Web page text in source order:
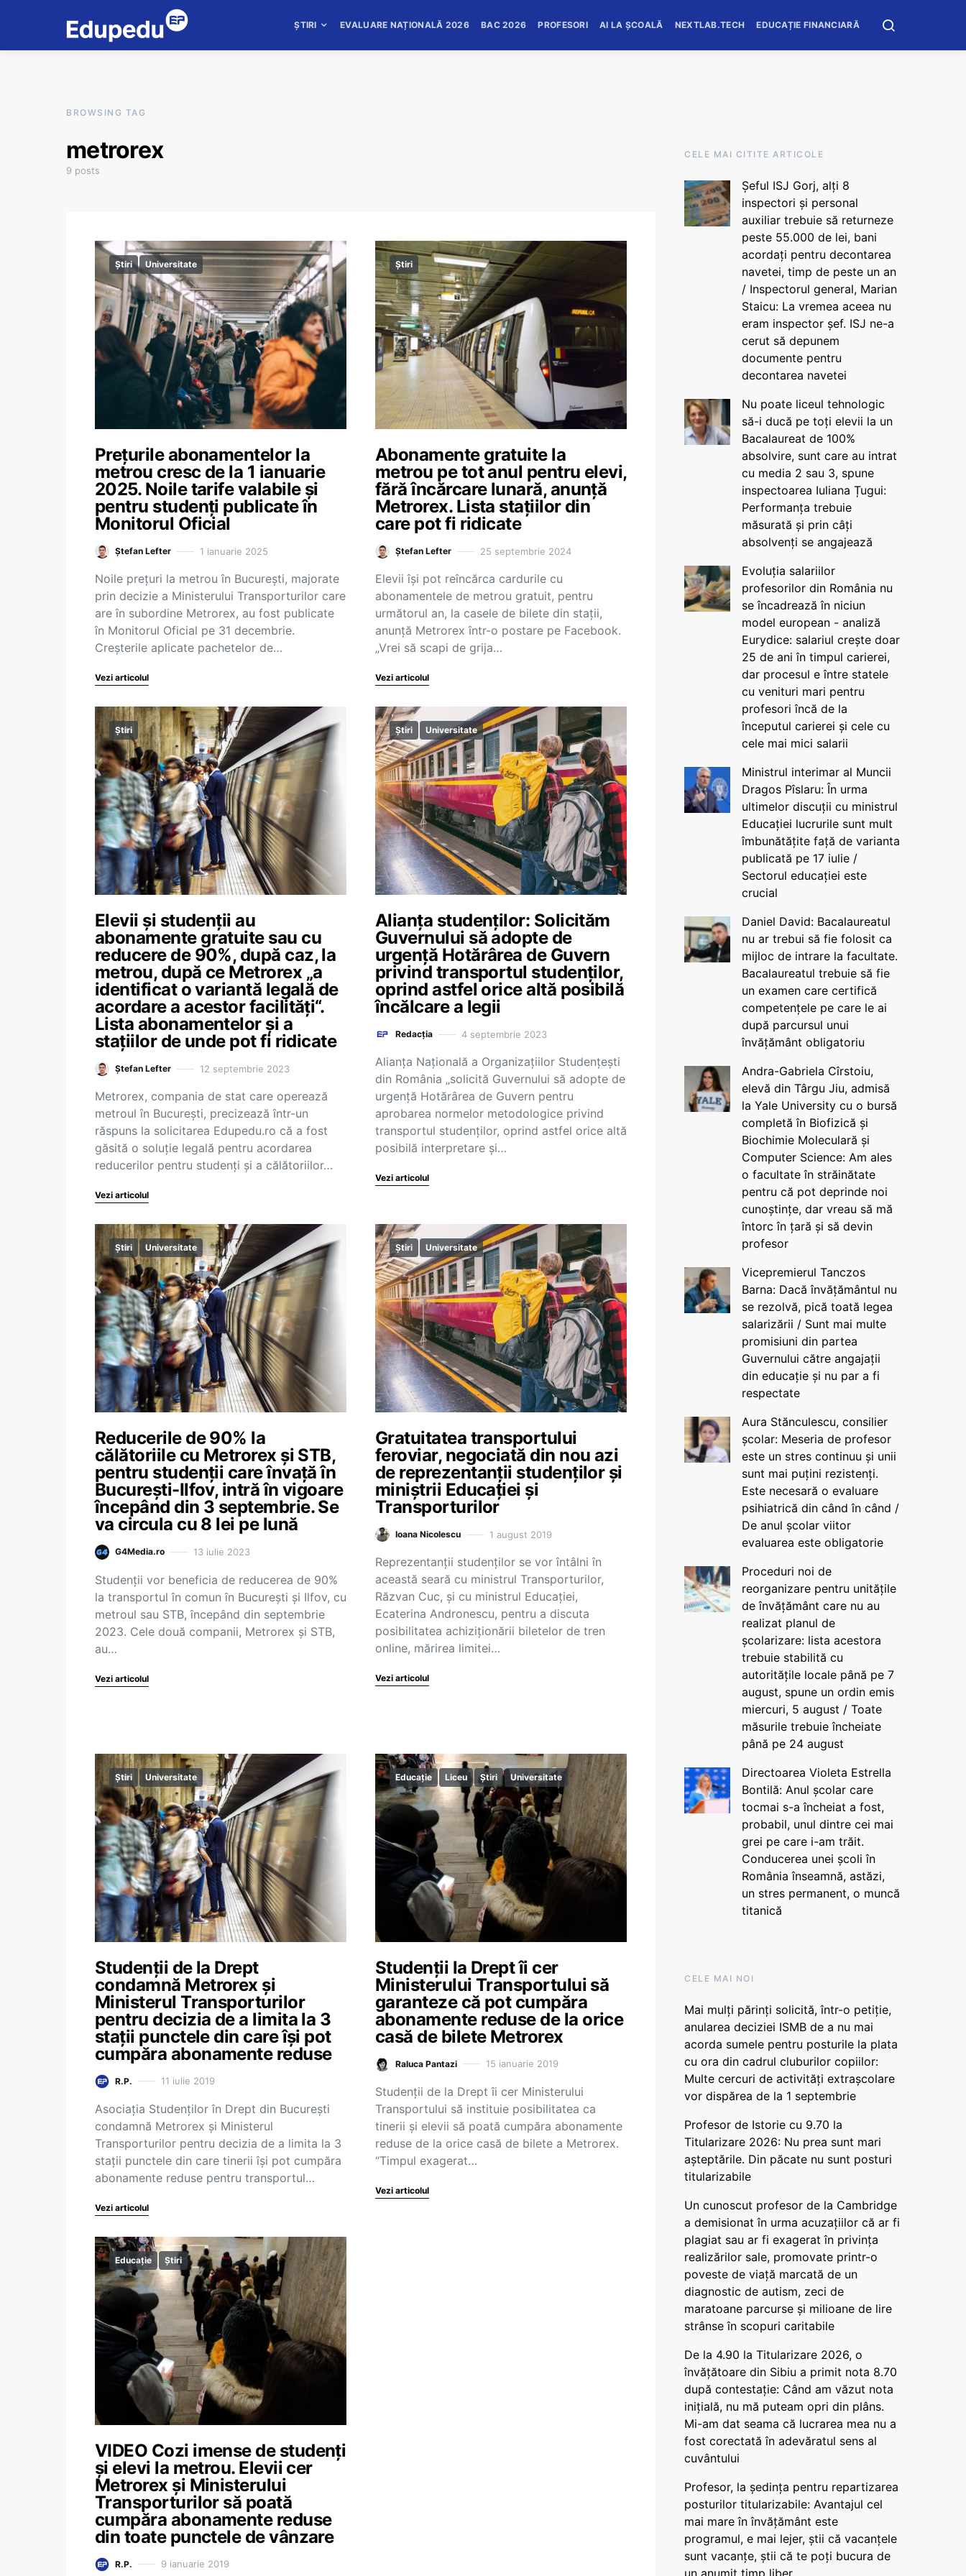
ȘTIRI EVALUARE NAȚIONALĂ 2026 BAC 2026 PROFESORI AI LA ȘCOALĂ NEXTLAB.TECH EDUCAȚIE FINANCIARĂ
BROWSING TAG
metrorex
9 posts
Știri Universitate
Prețurile abonamentelor la
metrou cresc de la 1 ianuarie
2025. Noile tarife valabile și
pentru studenți publicate în
Monitorul Oficial
Ștefan Lefter 1 ianuarie 2025
Noile prețuri la metrou în București, majorate
prin decizie a Ministerului Transporturilor care
are în subordine Metrorex, au fost publicate
în Monitorul Oficial pe 31 decembrie.
Creșterile aplicate pachetelor de…
Vezi articolul
Știri
Abonamente gratuite la
metrou pe tot anul pentru elevi,
fără încărcare lunară, anunță
Metrorex. Lista stațiilor din
care pot fi ridicate
Ștefan Lefter 25 septembrie 2024
Elevii își pot reîncărca cardurile cu
abonamentele de metrou gratuit, pentru
următorul an, la casele de bilete din stații,
anunță Metrorex într-o postare pe Facebook.
„Vrei să scapi de grija…
Vezi articolul
Știri
Elevii și studenții au
abonamente gratuite sau cu
reducere de 90%, după caz, la
metrou, după ce Metrorex „a
identificat o variantă legală de
acordare a acestor facilități“.
Lista abonamentelor și a
stațiilor de unde pot fi ridicate
Ștefan Lefter 12 septembrie 2023
Metrorex, compania de stat care operează
metroul în București, precizează într-un
răspuns la solicitarea Edupedu.ro că a fost
găsită o soluție legală pentru acordarea
reducerilor pentru studenți și a călătoriilor…
Vezi articolul
Știri Universitate
Alianța studenților: Solicităm
Guvernului să adopte de
urgență Hotărârea de Guvern
privind transportul studenților,
oprind astfel orice altă posibilă
încălcare a legii
Redacția 4 septembrie 2023
Alianța Națională a Organizațiilor Studențești
din România „solicită Guvernului să adopte de
urgență Hotărârea de Guvern pentru
aprobarea normelor metodologice privind
transportul studenților, oprind astfel orice altă
posibilă interpretare și…
Vezi articolul
Știri Universitate
Reducerile de 90% la
călătoriile cu Metrorex și STB,
pentru studenții care învață în
București-Ilfov, intră în vigoare
începând din 3 septembrie. Se
va circula cu 8 lei pe lună
G4Media.ro 13 iulie 2023
Studenții vor beneficia de reducerea de 90%
la transportul în comun în București și Ilfov, cu
metroul sau STB, începând din septembrie
2023. Cele două companii, Metrorex și STB,
au…
Vezi articolul
Știri Universitate
Gratuitatea transportului
feroviar, negociată din nou azi
de reprezentanții studenților și
miniștrii Educației și
Transporturilor
Ioana Nicolescu 1 august 2019
Reprezentanții studenților se vor întâlni în
această seară cu ministrul Transporturilor,
Răzvan Cuc, și cu ministrul Educației,
Ecaterina Andronescu, pentru a discuta
posibilitatea achiziționării biletelor de tren
online, mărirea limitei…
Vezi articolul
Știri Universitate
Studenții de la Drept
condamnă Metrorex și
Ministerul Transporturilor
pentru decizia de a limita la 3
stații punctele din care își pot
cumpăra abonamente reduse
R.P. 11 iulie 2019
Asociația Studenților în Drept din București
condamnă Metrorex și Ministerul
Transporturilor pentru decizia de a limita la 3
stații punctele din care tinerii își pot cumpăra
abonamente reduse pentru transportul…
Vezi articolul
Educație Liceu Știri Universitate
Studenții la Drept îi cer
Ministerului Transportului să
garanteze că pot cumpăra
abonamente reduse de la orice
casă de bilete Metrorex
Raluca Pantazi 15 ianuarie 2019
Studenții de la Drept îi cer Ministerului
Transportului să instituie posibilitatea ca
tinerii și elevii să poată cumpăra abonamente
reduse de la orice casă de bilete a Metrorex.
“Timpul exagerat…
Vezi articolul
Educație Știri
VIDEO Cozi imense de studenți
și elevi la metrou. Elevii cer
Metrorex și Ministerului
Transporturilor să poată
cumpăra abonamente reduse
din toate punctele de vânzare
R.P. 9 ianuarie 2019
CELE MAI CITITE ARTICOLE
Șeful ISJ Gorj, alți 8
inspectori și personal
auxiliar trebuie să returneze
peste 55.000 de lei, bani
acordați pentru decontarea
navetei, timp de peste un an
/ Inspectorul general, Marian
Staicu: La vremea aceea nu
eram inspector șef. ISJ ne-a
cerut să depunem
documente pentru
decontarea navetei
Nu poate liceul tehnologic
să-i ducă pe toți elevii la un
Bacalaureat de 100%
absolvire, sunt care au intrat
cu media 2 sau 3, spune
inspectoarea Iuliana Țugui:
Performanța trebuie
măsurată și prin câți
absolvenți se angajează
Evoluția salariilor
profesorilor din România nu
se încadrează în niciun
model european - analiză
Eurydice: salariul crește doar
25 de ani în timpul carierei,
dar procesul e între statele
cu venituri mari pentru
profesori încă de la
începutul carierei și cele cu
cele mai mici salarii
Ministrul interimar al Muncii
Dragos Pîslaru: În urma
ultimelor discuții cu ministrul
Educației lucrurile sunt mult
îmbunătățite față de varianta
publicată pe 17 iulie /
Sectorul educației este
crucial
Daniel David: Bacalaureatul
nu ar trebui să fie folosit ca
mijloc de intrare la facultate.
Bacalaureatul trebuie să fie
un examen care certifică
competențele pe care le ai
după parcursul unui
învățământ obligatoriu
Andra-Gabriela Cîrstoiu,
elevă din Târgu Jiu, admisă
la Yale University cu o bursă
completă în Biofizică și
Biochimie Moleculară și
Computer Science: Am ales
o facultate în străinătate
pentru că pot deprinde noi
cunoștințe, dar vreau să mă
întorc în țară și să devin
profesor
Vicepremierul Tanczos
Barna: Dacă învățământul nu
se rezolvă, pică toată legea
salarizării / Sunt mai multe
promisiuni din partea
Guvernului către angajații
din educație și nu par a fi
respectate
Aura Stănculescu, consilier
școlar: Meseria de profesor
este un stres continuu și unii
sunt mai puțini rezistenți.
Este necesară o evaluare
psihiatrică din când în când /
De anul școlar viitor
evaluarea este obligatorie
Proceduri noi de
reorganizare pentru unitățile
de învățământ care nu au
realizat planul de
școlarizare: lista acestora
trebuie stabilită cu
autoritățile locale până pe 7
august, spune un ordin emis
miercuri, 5 august / Toate
măsurile trebuie încheiate
până pe 24 august
Directoarea Violeta Estrella
Bontilă: Anul școlar care
tocmai s-a încheiat a fost,
probabil, unul dintre cei mai
grei pe care i-am trăit.
Conducerea unei școli în
România înseamnă, astăzi,
un stres permanent, o muncă
titanică
CELE MAI NOI
Mai mulți părinți solicită, într-o petiție,
anularea deciziei ISMB de a nu mai
acorda sumele pentru posturile la plata
cu ora din cadrul cluburilor copiilor:
Multe cercuri de activități extrașcolare
vor dispărea de la 1 septembrie
Profesor de Istorie cu 9.70 la
Titularizare 2026: Nu prea sunt mari
așteptările. Din păcate nu sunt posturi
titularizabile
Un cunoscut profesor de la Cambridge
a demisionat în urma acuzațiilor că ar fi
plagiat sau ar fi exagerat în privința
realizărilor sale, promovate printr-o
poveste de viață marcată de un
diagnostic de autism, zeci de
maratoane parcurse și milioane de lire
strânse în scopuri caritabile
De la 4.90 la Titularizare 2026, o
învățătoare din Sibiu a primit nota 8.70
după contestație: Când am văzut nota
inițială, nu mă puteam opri din plâns.
Mi-am dat seama că lucrarea mea nu a
fost corectată în adevăratul sens al
cuvântului
Profesor, la ședința pentru repartizarea
posturilor titularizabile: Avantajul cel
mai mare în învățământ este
programul, e mai lejer, știi că vacanțele
sunt vacanţe, știi că te poți bucura de
un anumit timp liber